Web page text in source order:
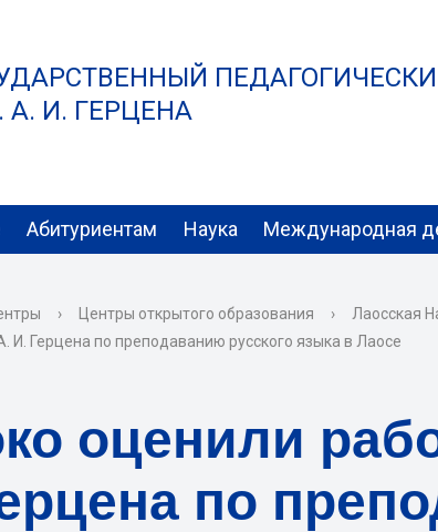
И. ГЕРЦЕНА
Абитуриентам Наука Международная
› Центры открытого образования › Лаосская
И. Герцена по преподаванию русского языка в Лаосе
оценили
по